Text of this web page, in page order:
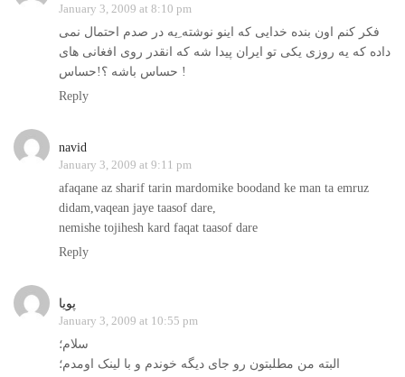
January 3, 2009 at 8:10 pm
فکر کنم اون بنده خدايی که اينو نوشته ِيه در صدم احتمال نمی
داده که يه روزی يکی تو ايران پيدا شه که انقدر روی افغانی های
حساس باشه ؟!حساس !
Reply
navid
January 3, 2009 at 9:11 pm
afaqane az sharif tarin mardomike boodand ke man ta emruz
didam,vaqean jaye taasof dare,
nemishe tojihesh kard faqat taasof dare
Reply
پویا
January 3, 2009 at 10:55 pm
سلام؛
البته من مطلبتون رو جای دیگه خوندم و با لینک اومدم؛